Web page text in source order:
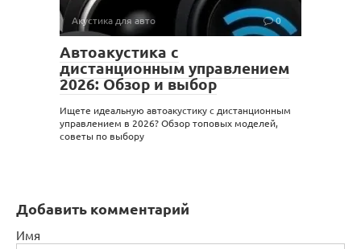
Акустика для авто 0
Автоакустика с
дистанционным управлением
2026: Обзор и выбор
Ищете идеальную автоакустику с дистанционным
управлением в 2026? Обзор топовых моделей,
советы по выбору
Добавить комментарий
Имя